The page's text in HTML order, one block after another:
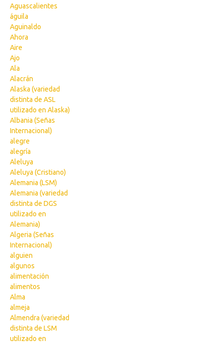
Aguascalientes
águila
Aguinaldo
Ahora
Aire
Ajo
Ala
Alacrán
Alaska (variedad
distinta de ASL
utilizado en Alaska)
Albania (Señas
Internacional)
alegre
alegría
Aleluya
Aleluya (Cristiano)
Alemania (LSM)
Alemania (variedad
distinta de DGS
utilizado en
Alemania)
Algeria (Señas
Internacional)
alguien
algunos
alimentación
alimentos
Alma
almeja
Almendra (variedad
distinta de LSM
utilizado en